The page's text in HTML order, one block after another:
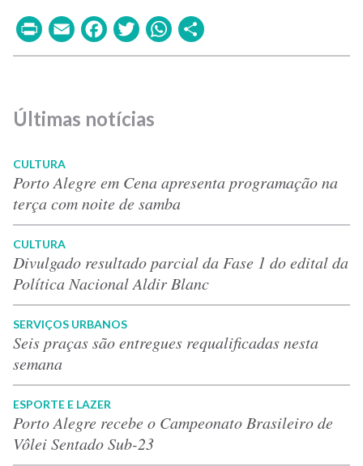
PrintEmailFacebook
TwitterWhatsApp
Últimas notícias
CULTURA
Porto Alegre em Cena apresenta programação na
terça com noite de samba
CULTURA
Divulgado resultado parcial da Fase 1 do edital da
Política Nacional Aldir Blanc
SERVIÇOS URBANOS
Seis praças são entregues requalificadas nesta
semana
ESPORTE E LAZER
Porto Alegre recebe o Campeonato Brasileiro de
Vôlei Sentado Sub-23